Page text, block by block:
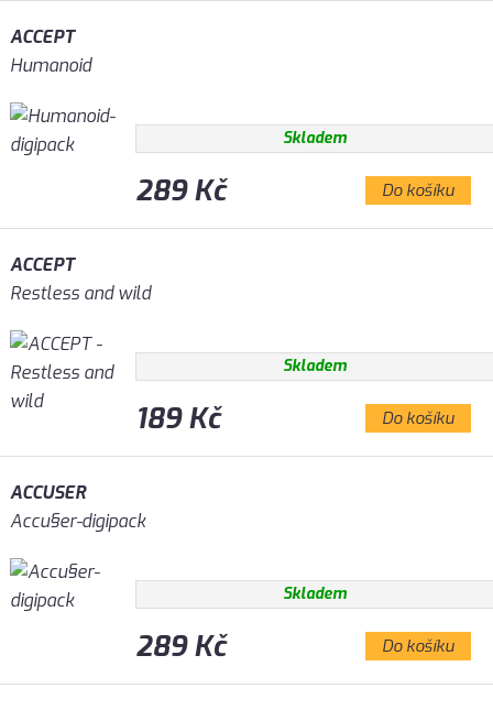
ACCEPT
Humanoid
Skladem
289 Kč Do košíku
ACCEPT
Restless and wild
Skladem
189 Kč Do košíku
ACCUSER
Accu§er-digipack
Skladem
289 Kč Do košíku